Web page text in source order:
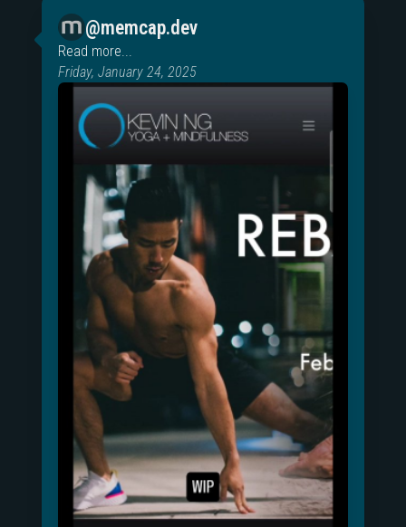
@memcap.dev
Read more...
Friday, January 24, 2025